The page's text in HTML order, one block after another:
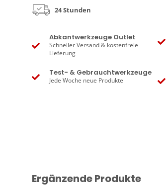
24 Stunden
Abkantwerkzeuge Outlet
Schneller Versand & kostenfreie
Lieferung
Test- & Gebrauchtwerkzeuge
Jede Woche neue Produkte
Ergänzende Produkte